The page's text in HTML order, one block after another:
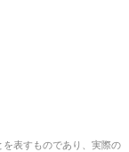
表すものであり、実際の